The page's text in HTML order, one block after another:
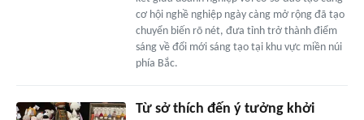
cơ hội nghề nghiệp ngày càng mở rộng đã tạo
chuyển biến rõ nét, đưa tỉnh trở thành điểm
sáng về đổi mới sáng tạo tại khu vực miền núi
phía Bắc.
Từ sở thích đến ý tưởng khởi